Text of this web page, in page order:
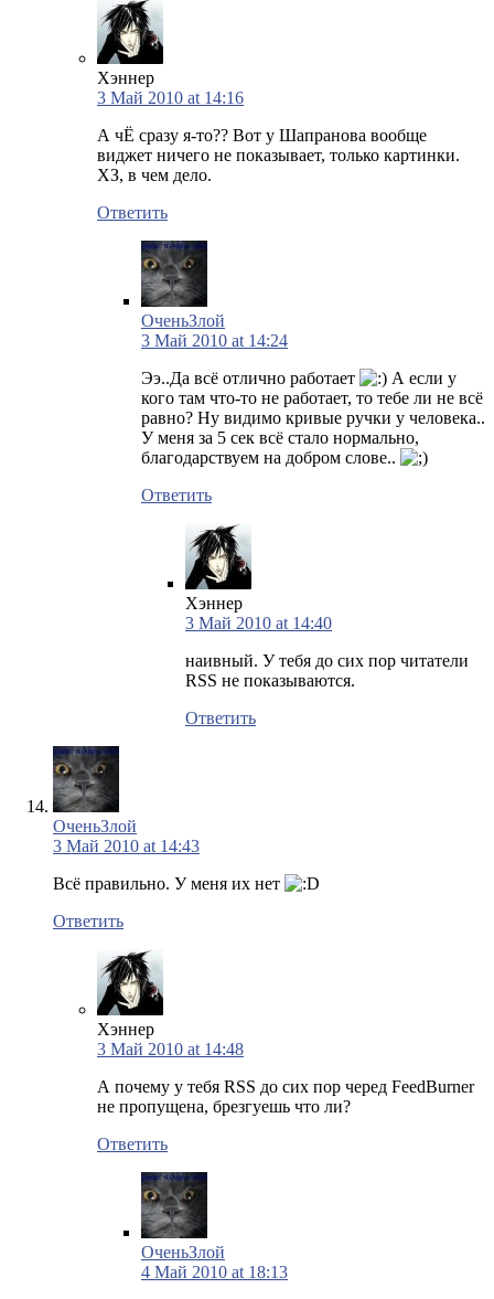
Хэннер
3 Май 2010 at 14:16
А чЁ сразу я-то?? Вот у Шапранова вообще
виджет ничего не показывает, только картинки.
ХЗ, в чем дело.
Ответить
ОченьЗлой
3 Май 2010 at 14:24
Ээ..Да всё отлично работает
А если у
кого там что-то не работает, то тебе ли не всё
равно? Ну видимо кривые ручки у человека..
У меня за 5 сек всё стало нормально,
благодарствуем на добром слове..
Ответить
Хэннер
3 Май 2010 at 14:40
наивный. У тебя до сих пор читатели
RSS не показываются.
Ответить
ОченьЗлой
3 Май 2010 at 14:43
Всё правильно. У меня их нет
Ответить
Хэннер
3 Май 2010 at 14:48
А почему у тебя RSS до сих пор черед FeedBurner
не пропущена, брезгуешь что ли?
Ответить
ОченьЗлой
4 Май 2010 at 18:13